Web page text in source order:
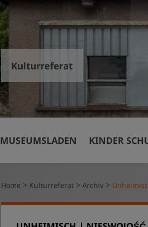
Kulturreferat
MUSEUMSLADEN KINDER
Mit Kindern
Kitas, Horte,
Home > Kulturreferat > Archiv >